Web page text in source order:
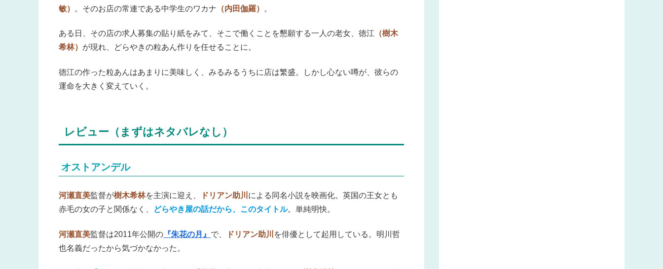
敏）
。そのお店の常連である中学生のワカナ （内田伽羅） 。
ある日、その店の求人募集の貼り紙をみて、そこで働くことを懇願する一人の老女、徳江 （樹木
希林） が現れ、どらやきの粒あん作りを任せることに。
徳江の作った粒あんはあまりに美味しく、みるみるうちに店は繁盛。しかし心ない噂が、彼らの
運命を大きく変えていく。
レビュー（まずはネタバレなし）
オストアンデル
河瀬直美監督が樹木希林を主演に迎え、 ドリアン助川 による同名小説を映画化。英国の王女とも
赤毛の女の子と関係なく、
どらやき屋の話だから、このタイトル。単純明快。
河瀬直美監督は2011年公開の 『朱花の月』 で、 ドリアン助川
を俳優として起用している。明川哲
也名義だったから気づかなかった。